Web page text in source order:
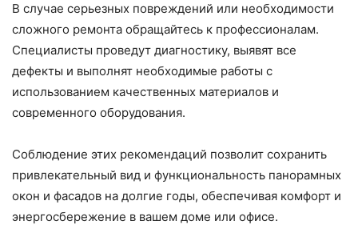
В случае серьезных повреждений или необходимости
сложного ремонта обращайтесь к профессионалам.
Специалисты проведут диагностику, выявят все
дефекты и выполнят необходимые работы с
использованием качественных материалов и
современного оборудования.
Соблюдение этих рекомендаций позволит сохранить
привлекательный вид и функциональность панорамных
окон и фасадов на долгие годы, обеспечивая комфорт и
энергосбережение в вашем доме или офисе.